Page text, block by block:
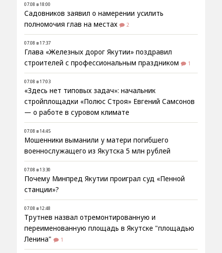
07.08 в 18:00
Садовников заявил о намерении усилить
полномочия глав на местах
2
07.08 в 17:37
Глава «Железных дорог Якутии» поздравил
строителей с профессиональным праздником
1
07.08 в 17:03
«Здесь нет типовых задач»: начальник
стройплощадки «Полюс Строя» Евгений Самсонов
— о работе в суровом климате
07.08 в 14:45
Мошенники выманили у матери погибшего
военнослужащего из Якутска 5 млн рублей
07.08 в 13:30
Почему Минпред Якутии проиграл суд «Пенной
станции»?
07.08 в 12:48
Трутнев назвал отремонтированную и
переименованную площадь в Якутске "площадью
Ленина"
1